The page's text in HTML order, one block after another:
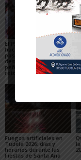
El PSN-PSOE de Tudela
hace un balance
positivo de las fiestas,
destaca el papel de las
peñas y plantea los
retos para mejorarlas
Fuegos artificiales en
Tudela 2026: días y
horarios durante las
Fiestas de Santa Ana